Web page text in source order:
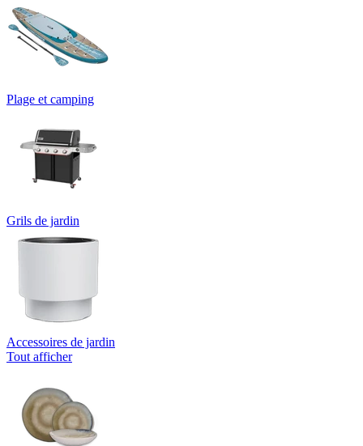
Plage et camping
Grils de jardin
Accessoires de jardin
Tout afficher